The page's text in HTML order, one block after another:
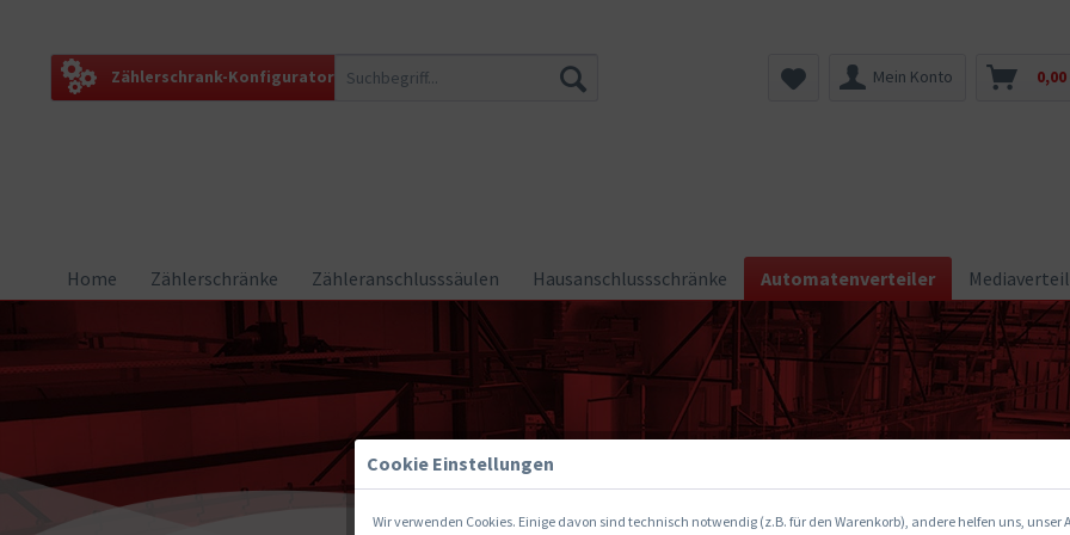
Zählerschrank-Konfigurator Mein Konto
Home Zählerschränke Zähleranschlusssäulen Hausanschlussschränke Automatenverteiler
Cookie Einstellungen
Wir verwenden Cookies. Einige davon sind technisch notwendig (z.B. für den Warenkorb), andere helfen uns, unser